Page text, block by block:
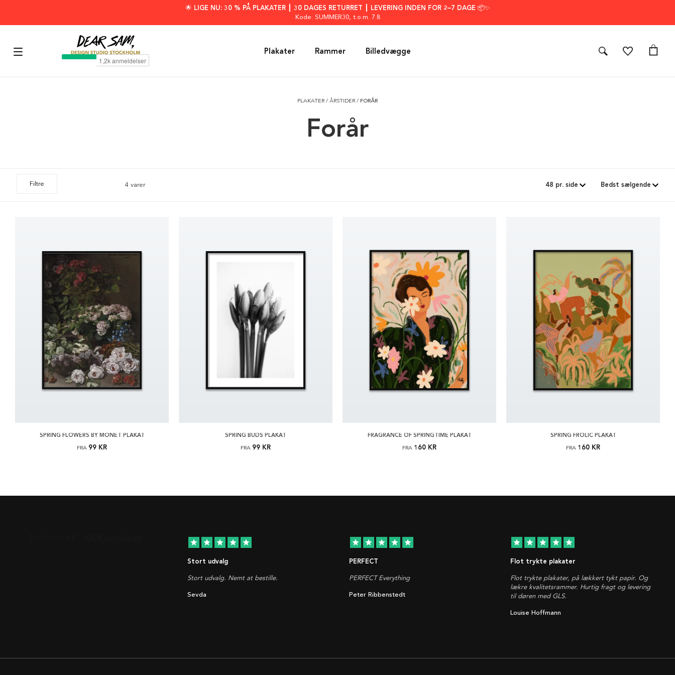
🌟 LIGE NU: 30 % PÅ PLAKATER ┃ 30 DAGES RETURRET ┃ LEVERING INDEN FOR 2–7 DAGE 📦✨
Kode: SUMMER30, t.o.m. 7.8
Plakater Rammer Billedvægge
PLAKATER / ÅRSTIDER / FORÅR
Forår
Filtre 4 varer
SPRING FLOWERS BY MONET PLAKAT
FRA 99 KR
SPRING BUDS PLAKAT
FRA 99 KR
FRAGRANCE OF SPRINGTIME PLAKAT
FRA 160 KR
SPRING FROLIC PLAKAT
FRA 160 KR
star star star star star
Stort udvalg
Stort udvalg. Nemt at bestille.
Sevda
star star star star star
PERFECT
PERFECT Everything
Peter Ribbenstedt
star star star star star
Flot trykte plakater
Flot trykte plakater, på lækkert tykt papir. Og
lækre kvalitetsrammer. Hurtig fragt og levering
til døren med GLS.
Louise Hoffmann